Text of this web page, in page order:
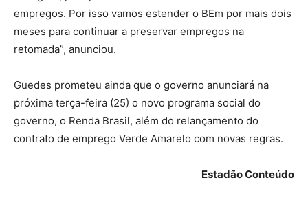
empregos. Por isso vamos estender o BEm por mais dois
meses para continuar a preservar empregos na
retomada”, anunciou.
Guedes prometeu ainda que o governo anunciará na
próxima terça-feira (25) o novo programa social do
governo, o Renda Brasil, além do relançamento do
contrato de emprego Verde Amarelo com novas regras.
Estadão Conteúdo